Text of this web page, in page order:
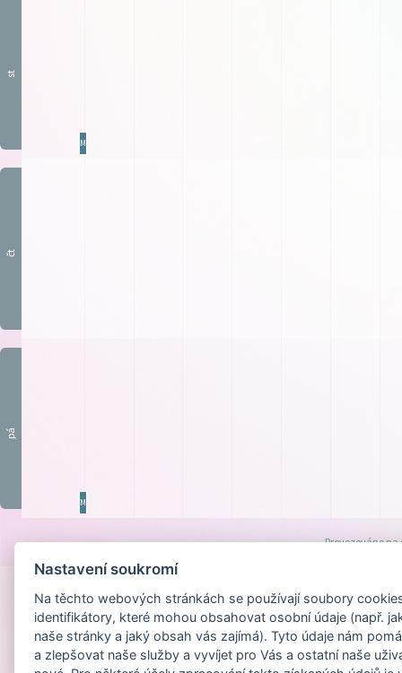
st
MaŠ0
čt
pá
MaŠ0
Provozováno na
Nastavení soukromí
Na těchto webových stránkách se používají soubory
identifikátory, které mohou obsahovat osobní údaje (např.
naše stránky a jaký obsah vás zajímá). Tyto údaje nám
a zlepšovat naše služby a vyvíjet pro Vás a ostatní naše